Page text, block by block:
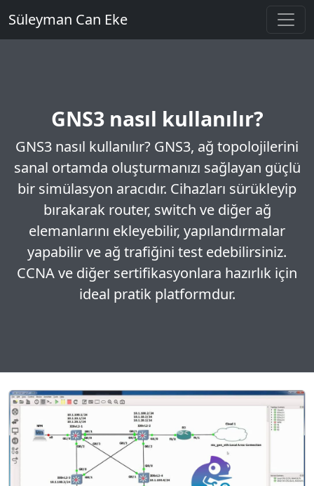
Süleyman Can Eke
GNS3 nasıl kullanılır?
GNS3 nasıl kullanılır? GNS3, ağ topolojilerini
sanal ortamda oluşturmanızı sağlayan güçlü
bir simülasyon aracıdır. Cihazları sürükleyip
bırakarak router, switch ve diğer ağ
elemanlarını ekleyebilir, yapılandırmalar
yapabilir ve ağ trafiğini test edebilirsiniz.
CCNA ve diğer sertifikasyonlara hazırlık için
ideal pratik platformdur.